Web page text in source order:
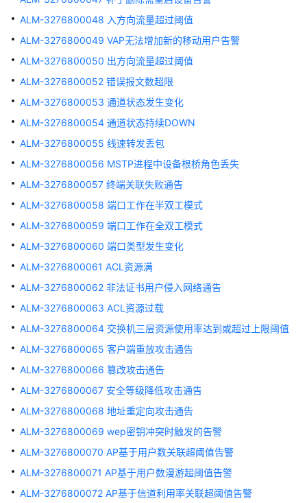
一
致
性
警
ALM-
光
模
效
303046703
电
源
出
136448
303046702
电
源
入
136448
303046701
ALM-3276800048 入方向流量超过阈值
ALM-3276800049 VAP无法增加新的移动用户告警
ALM-3276800050 出方向流量超过阈值
ALM-3276800052 错误报文数超限
ALM-3276800053 通道状态发生变化
ALM-3276800054 通道状态持续DOWN
ALM-3276800055 线速转发丢包
ALM-3276800056 MSTP进程中设备根桥角色丢失
ALM-3276800057 终端关联失败通告
ALM-3276800058 端口工作在半双工模式
ALM-3276800059 端口工作在全双工模式
ALM-3276800060 端口类型发生变化
ALM-3276800061 ACL资源满
ALM-3276800062 非法证书用户侵入网络通告
ALM-3276800063 ACL资源过载
ALM-3276800064 交换机三层资源使用率达到或超过上限阈值
ALM-3276800065 客户端重放攻击通告
ALM-3276800066 篡改攻击通告
ALM-3276800067 安全等级降低攻击通告
ALM-3276800068 地址重定向攻击通告
ALM-3276800069 wep密钥冲突时触发的告警
ALM-3276800070 AP基于用户数关联超阈值告警
ALM-3276800071 AP基于用户数漫游超阈值告警
ALM-3276800072 AP基于信道利用率关联超阈值告警